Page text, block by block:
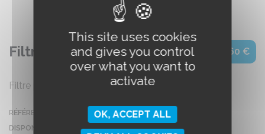
photos non contractuelles
Filtre poussière Eclipse 9,60 €
Filtre poussière pour concentrateur Eclipse
RÉFÉRENCE :
DISPONIBILITÉ :
EN STOCK
This site uses cookies
and gives you control
over what you want to
activate
OK, ACCEPT ALL